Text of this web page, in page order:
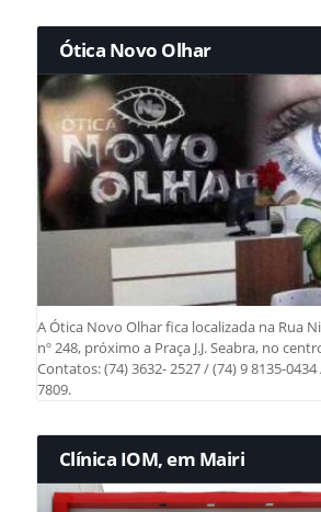
Ótica Novo Olhar
A Ótica Novo Olhar fica localizada na Rua
nº 248, próximo a Praça J.J. Seabra, no
Contatos: (74) 3632- 2527 / (74) 9 8135-0434
7809.
Clínica IOM, em Mairi